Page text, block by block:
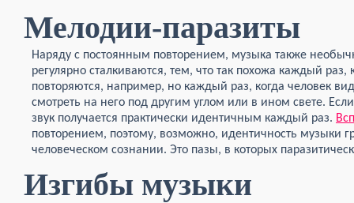
Мелодии-паразиты
Наряду с постоянным повторением, музыка также
регулярно сталкиваются, тем, что так похожа каждый раз,
повторяются, например, но каждый раз, когда человек
смотреть на него под другим углом или в ином свете.
звук получается практически идентичным каждый раз.
повторением, поэтому, возможно, идентичность музыки
человеческом сознании. Это пазы, в которых
Изгибы музыки